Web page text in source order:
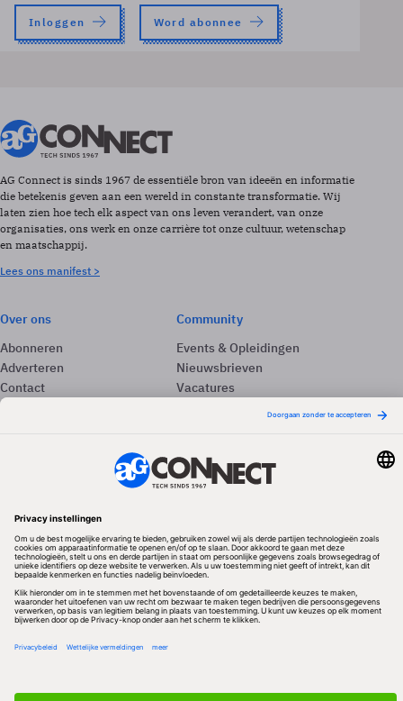
Inloggen Word abonnee
AG Connect is sinds 1967 de essentiële bron van ideeën en informatie
die betekenis geven aan een wereld in constante transformatie. Wij
laten zien hoe tech elk aspect van ons leven verandert, van onze
organisaties, ons werk en onze carrière tot onze cultuur, wetenschap
en maatschappij.
Lees ons manifest >
Over ons
Abonneren
Adverteren
Contact
Colofon
Community
Events & Opleidingen
Nieuwsbrieven
Vacatures
Redactionele partner
Algemene Voorwaarden & Copyrights